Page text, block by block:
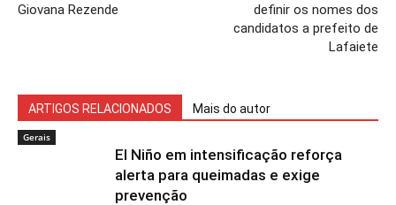
Giovana Rezende
definir os nomes dos
candidatos a prefeito de
Lafaiete
ARTIGOS RELACIONADOS Mais do autor
Gerais
El Niño em intensificação reforça
alerta para queimadas e exige
prevenção